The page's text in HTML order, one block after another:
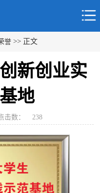
誉 >> 正文
新创业实
地
击数： 238